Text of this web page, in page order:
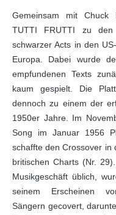
Gemeinsam mit Chuck
TUTTI FRUTTI zu den
schwarzer Acts in den
Europa. Dabei wurde
empfundenen Texts
kaum gespielt. Die
dennoch zu einem der
1950er Jahre. Im
Song im Januar 1956
schaffte den Crossover in
britischen Charts (Nr.
Musikgeschäft üblich,
seinem Erscheinen
Sängern gecovert,